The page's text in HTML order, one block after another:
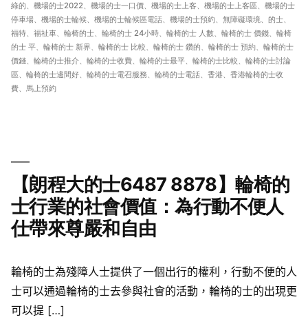
綠的、 機場的士2022、 機場的士一口價、 機場的士上客、 機場的士上客區、 機場的士
停車場、 機場的士輪候、 機場的士輪候區電話、 機場的士預約、 無障礙環境、 的士、
福特、 福祉車、 輪椅的士、 輪椅的士 24小時、 輪椅的士 人數、 輪椅的士 價錢、 輪椅
的士 平、 輪椅的士 新界、 輪椅的士 比較、 輪椅的士 鑽的、 輪椅的士 預約、 輪椅的士
價錢、 輪椅的士推介、 輪椅的士收費、 輪椅的士最平、 輪椅的士比較、 輪椅的士討論
區、 輪椅的士邊間好、 輪椅的士電召服務、 輪椅的士電話、 香港、 香港輪椅的士收
費、 馬上預約
【朗程大的士6487 8878】輪椅的
士行業的社會價值：為行動不便人
仕帶來尊嚴和自由
輪椅的士為殘障人士提供了一個出行的權利，行動不便的人
士可以通過輪椅的士去參與社會的活動，輪椅的士的出現更
可以提 […]